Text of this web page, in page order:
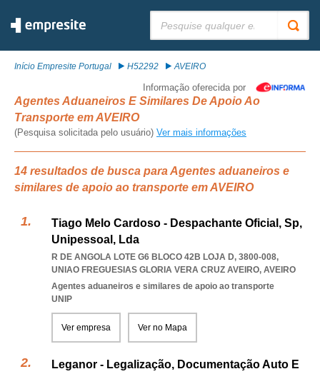
Início Empresite Portugal H52292 AVEIRO
Informação oferecida por
Agentes Aduaneiros E Similares De Apoio Ao
Transporte em AVEIRO
(Pesquisa solicitada pelo usuário) Ver mais informações
14 resultados de busca para Agentes aduaneiros e
similares de apoio ao transporte em AVEIRO
Tiago Melo Cardoso - Despachante Oficial, Sp,
Unipessoal, Lda
R DE ANGOLA LOTE G6 BLOCO 42B LOJA D, 3800-008,
UNIAO FREGUESIAS GLORIA VERA CRUZ AVEIRO, AVEIRO
Agentes aduaneiros e similares de apoio ao transporte
UNIP
Ver empresa Ver no Mapa
Leganor - Legalização, Documentação Auto E